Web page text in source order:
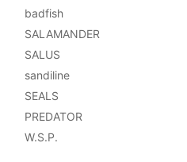
badfish
SALAMANDER
SALUS
sandiline
SEALS
PREDATOR
W.S.P.